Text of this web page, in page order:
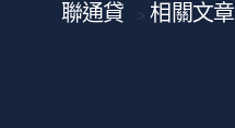
聯通貸 >相關文章